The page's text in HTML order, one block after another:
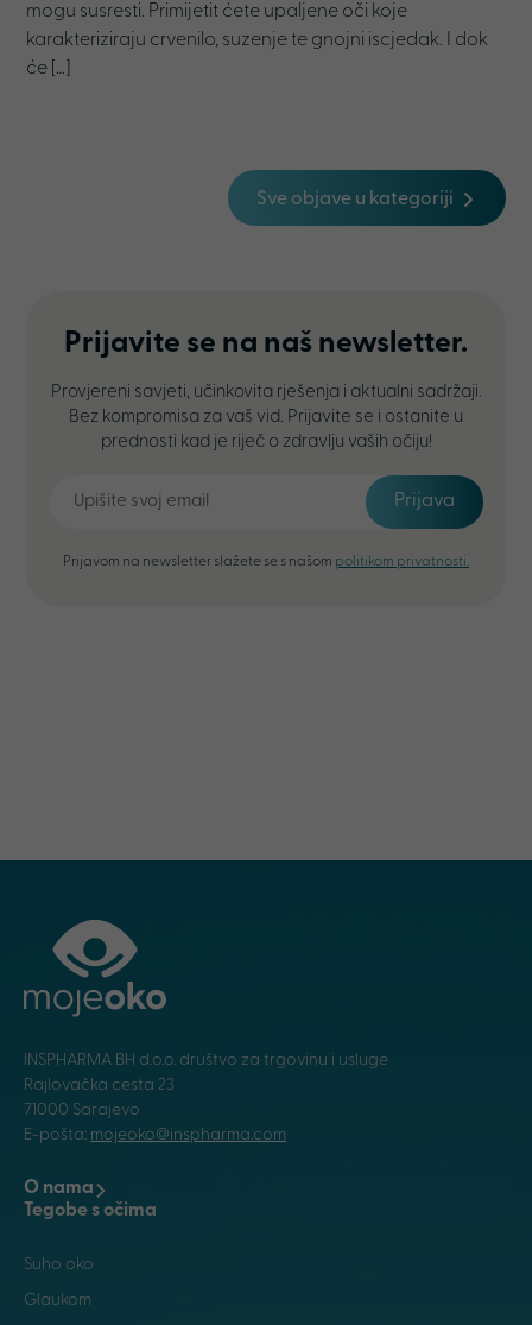
mogu susresti. Primijetit ćete upaljene oči koje
karakteriziraju crvenilo, suzenje te gnojni iscjedak. I dok
će […]
Sve objave u kategoriji
Prijavite se na naš newsletter.
Provjereni savjeti, učinkovita rješenja i aktualni sadržaji.
Bez kompromisa za vaš vid. Prijavite se i ostanite u
prednosti kad je riječ o zdravlju vaših očiju!
Prijava
Prijavom na newsletter slažete se s našom politikom privatnosti.
INSPHARMA BH d.o.o. društvo za trgovinu i usluge
Rajlovačka cesta 23
71000 Sarajevo
E-pošta: mojeoko@inspharma.com
O nama
Tegobe s očima
Suho oko
Glaukom